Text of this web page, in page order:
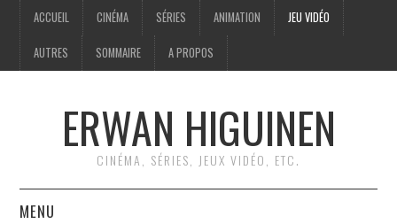
ACCUEIL CINÉMA SÉRIES ANIMATION JEU VIDÉO
AUTRES SOMMAIRE A PROPOS
ERWAN HIGUINEN
CINÉMA, SÉRIES, JEUX VIDÉO, ETC.
MENU